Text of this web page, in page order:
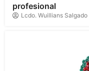
profesional
Lcdo. Wuillians